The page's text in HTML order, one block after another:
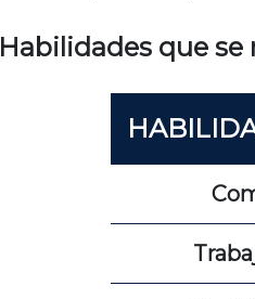
Habilidades que